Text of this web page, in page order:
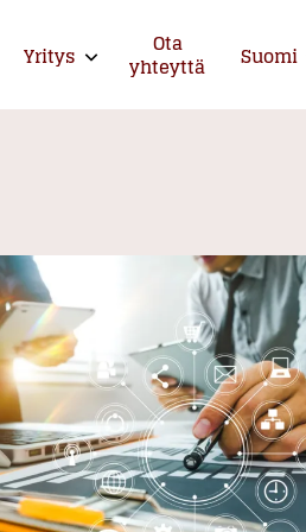
Yritys Expand child menu
Ota
yhteyttä Suomi